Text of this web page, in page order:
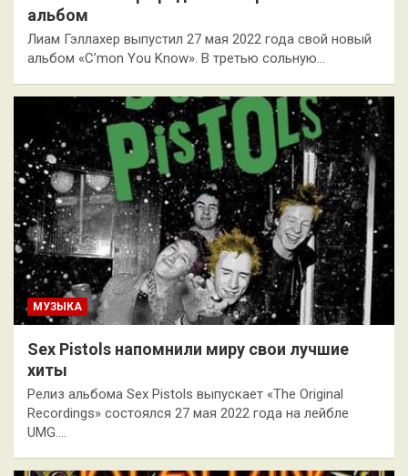
альбом
Лиам Гэллахер выпустил 27 мая 2022 года свой новый
альбом «C’mon You Know». В третью сольную…
МУЗЫКА
Sex Pistols напомнили миру свои лучшие
хиты
Релиз альбома Sex Pistols выпускает «The Original
Recordings» состоялся 27 мая 2022 года на лейбле
UMG.…